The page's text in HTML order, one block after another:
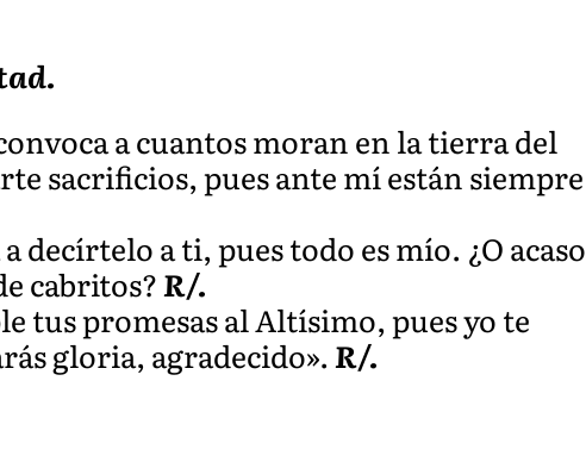
a cuantos moran en la tierra del
sacrificios, pues ante mí están siempre
a ti, pues todo es mío. ¿O acaso
cabritos?R/.
tus promesas al Altísimo, pues yo te
gloria, agradecido».R/.